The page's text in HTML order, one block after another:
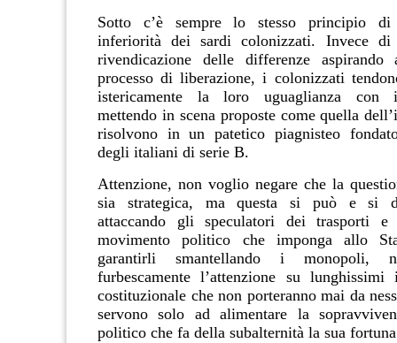
Sotto c’è sempre lo stesso principio di
inferiorità dei sardi colonizzati. Invece
rivendicazione delle differenze
processo di liberazione, i colonizzati
istericamente la loro uguaglianza con
mettendo in scena proposte come quella
risolvono in un patetico piagnisteo
degli italiani di serie B.
Attenzione, non voglio negare che la
sia strategica, ma questa si può e si
attaccando gli speculatori dei trasporti e
movimento politico che imponga allo
garantirli smantellando i monopoli,
furbescamente l’attenzione su
costituzionale che non porteranno mai da
servono solo ad alimentare la
politico che fa della subalternità la sua